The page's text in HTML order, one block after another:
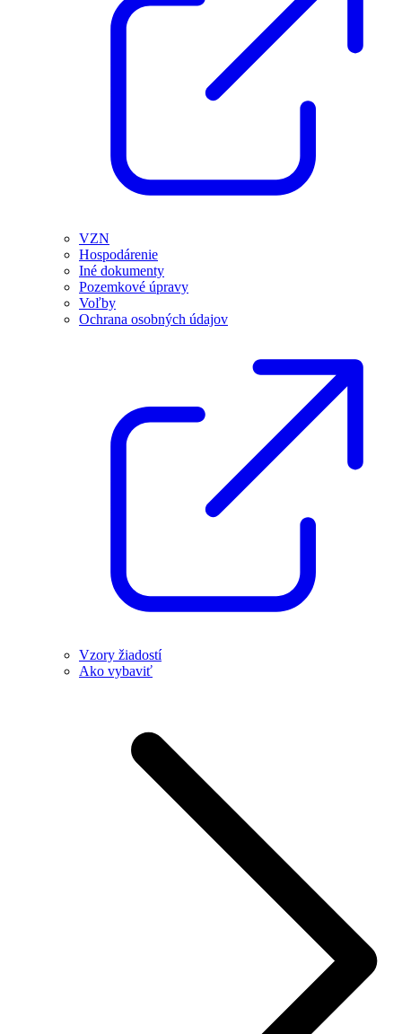
VZN
Hospodárenie
Iné dokumenty
Pozemkové úpravy
Voľby
Ochrana osobných údajov
Vzory žiadostí
Ako vybaviť